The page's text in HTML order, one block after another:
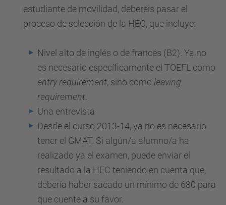
estudiante de movilidad, deberéis pasar el
proceso de selección de la HEC, que incluye:
Nivel alto de inglés o de francés (B2). Ya no
es necesario específicamente el TOEFL como
entry requirement, sino como leaving
requirement
Una entrevista
Desde el curso 2013-14, ya no es necesario
tener el GMAT. Si algún/a alumno/a ha
realizado ya el examen, puede enviar el
resultado a la HEC teniendo en cuenta que
debería haber sacado un mínimo de 680 para
que cuente a su favor.